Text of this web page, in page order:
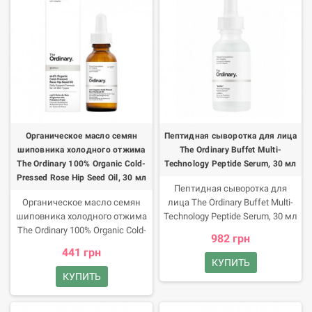
Органическое масло семян
шиповника холодного отжима
The Ordinary 100% Organic Cold-
Pressed Rose Hip Seed Oil, 30 мл
Органическое масло семян
шиповника холодного отжима
The Ordinary 100% Organic Cold-
The Ordinary 100% Organic Cold-
Pressed Rose Hip Seed Oil это
сила природы для сияния и
красоты вашей кожи!
441 грн
КУПИТЬ
Пептидная сыворотка для лица
The Ordinary Buffet Multi-
Technology Peptide Serum, 30 мл
Пептидная сыворотка для
лица The Ordinary Buffet Multi-
Technology Peptide Serum, 30 мл
вернуть коже эластичность и
упругость помогает
мультипептидная сыворотка
982 грн
КУПИТЬ